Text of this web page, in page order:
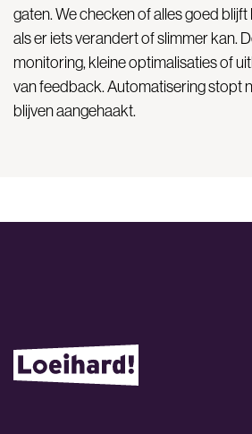
gaten. We checken of alles goed blijft
als er iets verandert of slimmer kan.
monitoring, kleine optimalisaties of
van feedback. Automatisering stopt
blijven aangehaakt.